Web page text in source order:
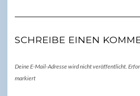
SCHREIBE EINEN
Deine E-Mail-Adresse wird nicht veröffentlicht.
markiert